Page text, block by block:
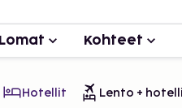
Lomat Kohteet
Hotellit Lento + hotelli